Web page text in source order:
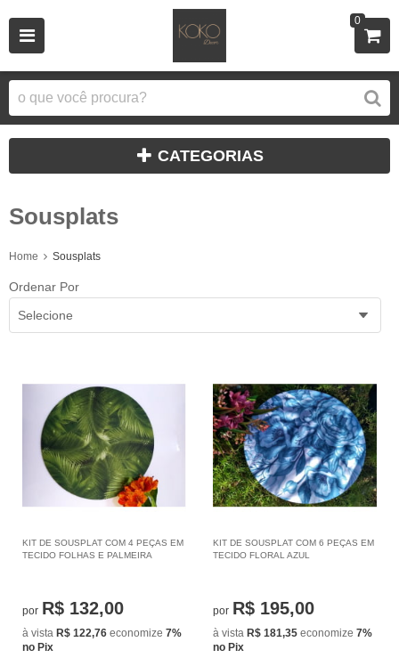
0
CATEGORIAS
Sousplats
Home Sousplats
Ordenar Por
Selecione
KIT DE SOUSPLAT COM 4 PEÇAS EM
TECIDO FOLHAS E PALMEIRA
por R$ 132,00
à vista R$ 122,76 economize 7%
no Pix
KIT DE SOUSPLAT COM 6 PEÇAS EM
TECIDO FLORAL AZUL
por R$ 195,00
à vista R$ 181,35 economize 7%
no Pix